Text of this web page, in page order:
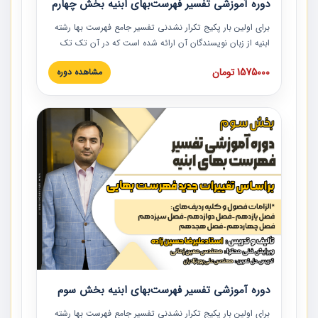
دوره آموزشی تفسیر فهرست‌بهای ابنیه بخش چهارم
برای اولین بار پکیج تکرار نشدنی تفسیر جامع فهرست بها رشته
ابنیه از زبان نویسندگان آن ارائه شده است که در آن تک تک
ردیف ها و مطالب فهرست بها تفسیر و ارائه شده است. این
دوره به صورت کامل تصویری بوده و به همراه تصاویر عملیات
دوره با کلام مهندس علیرضاحسین‌زاده مدیر پروژه مهندسی
مشاور در امر بازنگری فهرست بها رشته ابنیه ارائه شده و به تمام
همکارانی که در حوزه صنعت ساخت در حال فعالیت هستند حتما
توصیه می کنیم از مطالب این دوره استفاده نمایند.
1575000 تومان مشاهده دوره
دوره آموزشی تفسیر فهرست‌بهای ابنیه بخش سوم
برای اولین بار پکیج تکرار نشدنی تفسیر جامع فهرست بها رشته